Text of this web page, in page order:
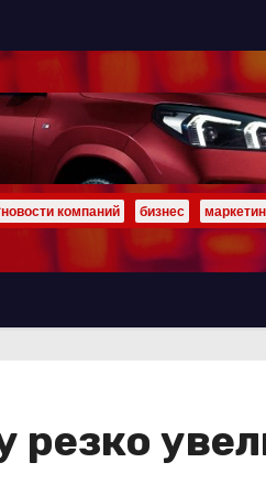
компаний бизнес
резко